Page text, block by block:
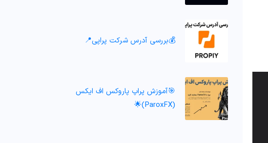
💰بررسی آدرس شرکت پراپی📍
🎯آموزش پراپ پاروکس اف ایکس
(ParoxFX)🌟